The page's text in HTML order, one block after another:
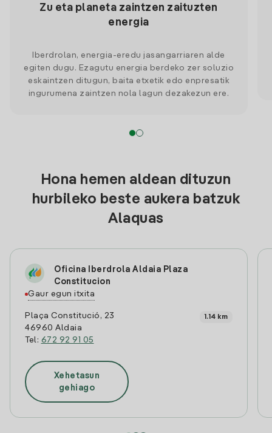
Zu eta planeta zaintzen zaituzten
energia
Iberdrolan, energia-eredu jasangarriaren alde
egiten dugu. Ezagutu energia berdeko zer soluzio
eskaintzen ditugun, baita etxetik edo enpresatik
ingurumena zaintzen nola lagun dezakezun ere.
Hona hemen aldean dituzun
hurbileko beste aukera batzuk
Alaquas
Oficina Iberdrola Aldaia Plaza
Constitucion
Gaur egun itxita
Plaça Constitució, 23
46960 Aldaia
Tel: 672 92 91 05
1.14 km
Xehetasun
gehiago